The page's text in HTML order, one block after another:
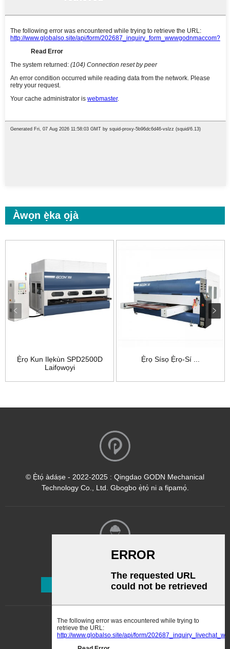
Àwọn ẹ̀ka ọjà
Ẹ̀rọ Kun Ilẹkùn SPD2500D
Laifọwọyi
Ẹ̀rọ Sísọ Ẹ̀rọ-Sí ...
© Ẹ̀tọ́ àdáṣe - 2022-2025 : Qingdao GODN Mechanical
Technology Co., Ltd. Gbogbo ẹ̀tọ́ ni a fipamọ́.
Ṣe Alabapin